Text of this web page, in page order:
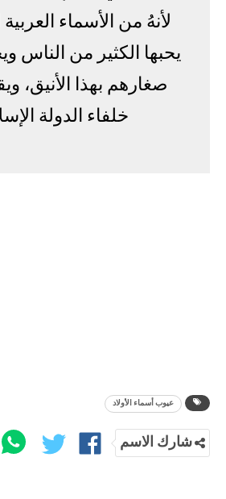
لأنهُ من الأسماء العربية
يحبها الكثير من الناس
صغارهم بهذا الأنيق،
خلفاء الدولة
عيوب أسماء الأولاد
شارك الاسم